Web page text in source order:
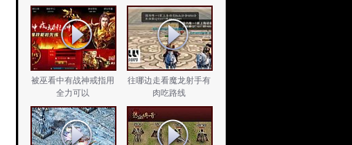
被巫看中有战神戒指用
全力可以
往哪边走看魔龙射手有
肉吃路线